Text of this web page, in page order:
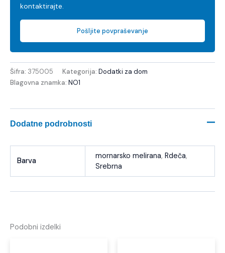
kontaktirajte.
Pošljite povpraševanje
Šifra: 375005 Kategorija: Dodatki za dom
Blagovna znamka: NO1
Dodatne podrobnosti
Barva
mornarsko melirana, Rdeča,
Srebrna
Podobni izdelki